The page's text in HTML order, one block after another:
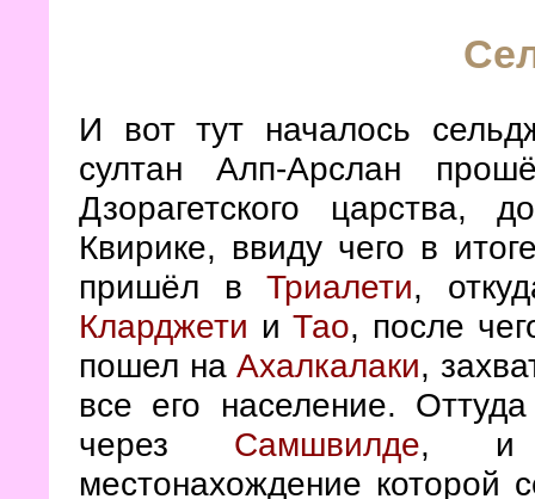
И вот тут началось
султан Алп-Арслан
Дзорагетского царства,
Квирике, ввиду чего в
пришёл вТриалети,
Кларджети иТао, после
пошел наАхалкалаки,
все его население.
через Самшвилде, и
местонахождение которой